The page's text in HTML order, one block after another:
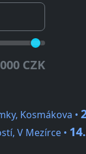
CZK
Kosmákova •
V Mezírce •